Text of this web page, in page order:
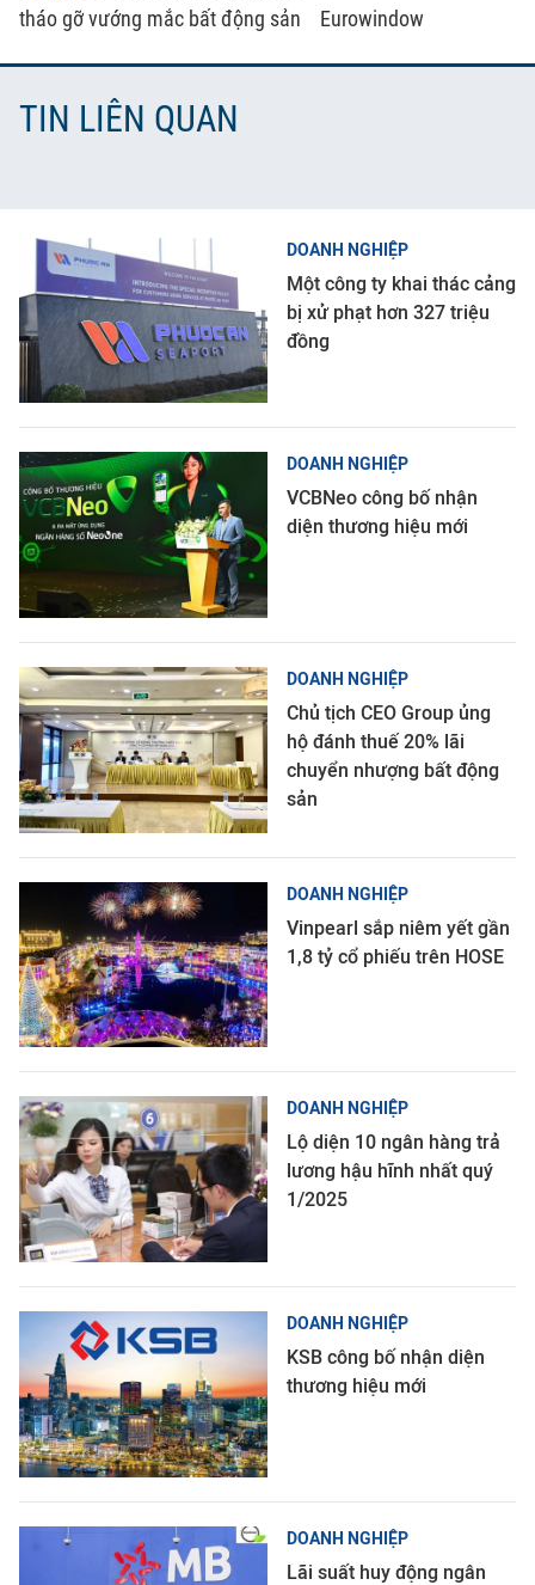
tháo gỡ vướng mắc bất động sản
Eurowindow
TIN LIÊN QUAN
DOANH NGHIỆP
Một công ty khai thác cảng
bị xử phạt hơn 327 triệu
đồng
DOANH NGHIỆP
VCBNeo công bố nhận
diện thương hiệu mới
DOANH NGHIỆP
Chủ tịch CEO Group ủng
hộ đánh thuế 20% lãi
chuyển nhượng bất động
sản
DOANH NGHIỆP
Vinpearl sắp niêm yết gần
1,8 tỷ cổ phiếu trên HOSE
DOANH NGHIỆP
Lộ diện 10 ngân hàng trả
lương hậu hĩnh nhất quý
1/2025
DOANH NGHIỆP
KSB công bố nhận diện
thương hiệu mới
DOANH NGHIỆP
Lãi suất huy động ngân